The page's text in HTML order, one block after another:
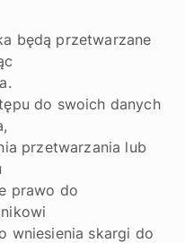
będą przetwarzane
do swoich danych
przetwarzania lub
prawo do
wniesienia skargi do